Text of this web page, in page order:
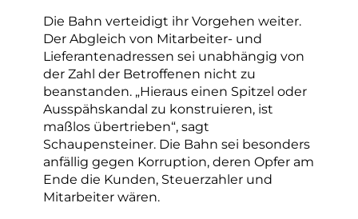
Die Bahn verteidigt ihr Vorgehen weiter.
Der Abgleich von Mitarbeiter- und
Lieferantenadressen sei unabhängig von
der Zahl der Betroffenen nicht zu
beanstanden. „Hieraus einen Spitzel oder
Ausspähskandal zu konstruieren, ist
maßlos übertrieben“, sagt
Schaupensteiner. Die Bahn sei besonders
anfällig gegen Korruption, deren Opfer am
Ende die Kunden, Steuerzahler und
Mitarbeiter wären.